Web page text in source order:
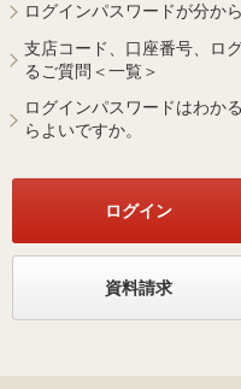
ログインパスワードが分か
支店コード、口座番号、ロ
るご質問＜一覧＞
ログインパスワードはわか
らよいですか。
ログイン
資料請求